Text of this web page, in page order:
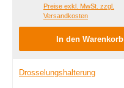
Preise exkl. MwSt. zzgl.
Versandkosten
In den Warenkorb
Drosselungshalterung